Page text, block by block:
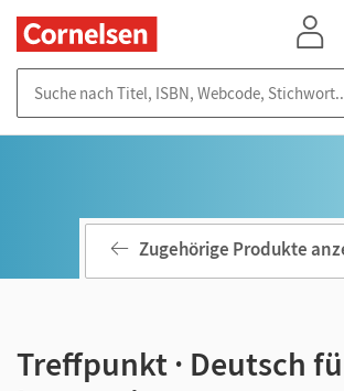
Zugehörige Produkte
Treffpunkt · Deutsch